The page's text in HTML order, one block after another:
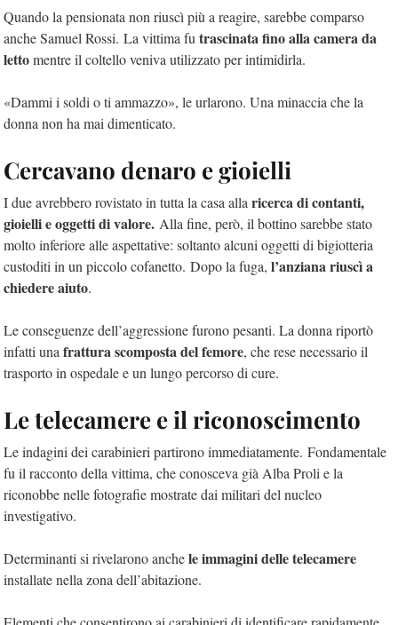
Quando la pensionata non riuscì più a reagire, sarebbe comparso
anche Samuel Rossi. La vittima fu trascinata fino alla camera da
lettomentre il coltello veniva utilizzato per intimidirla.
«Dammi i soldi o ti ammazzo», le urlarono. Una minaccia che la
donna non ha mai dimenticato.
Cercavano denaro e gioielli
I due avrebbero rovistato in tutta la casa alla ricerca di contanti,
gioielli e oggetti di valore. Alla fine, però, il bottino sarebbe stato
molto inferiore alle aspettative: soltanto alcuni oggetti di bigiotteria
custoditi in un piccolo cofanetto. Dopo la fuga, l’anziana riuscì a
chiedere aiuto.
Le conseguenze dell’aggressione furono pesanti. La donna riportò
infatti una frattura scomposta del femore, che rese necessario il
trasporto in ospedale e un lungo percorso di cure.
Le telecamere e il riconoscimento
Le indagini dei carabinieri partirono immediatamente. Fondamentale
fu il racconto della vittima, che conosceva già Alba Proli e la
riconobbe nelle fotografie mostrate dai militari del nucleo
investigativo.
Determinanti si rivelarono anchele immagini delle telecamere
installate nella zona dell’abitazione.